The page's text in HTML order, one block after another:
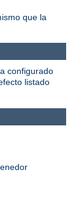
que la
configurado
listado